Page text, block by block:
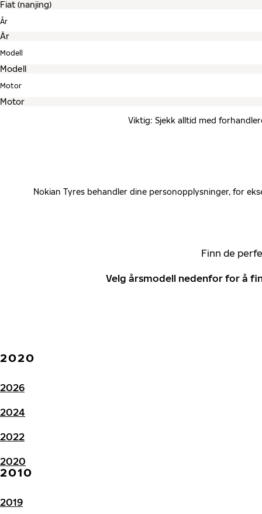
År
Modell
Motor
Viktig: Sjekk alltid med
Nokian Tyres behandler dine personopplysninger, for
Finn de
Velg årsmodell nedenfor for å
2020
2026
2024
2022
2020
2010
2019